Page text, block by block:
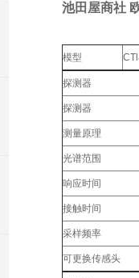
池田屋商社
模型
探测器
探测器
测量原理
光谱范围
响应时间
接触时间
采样频率
可更换传感头